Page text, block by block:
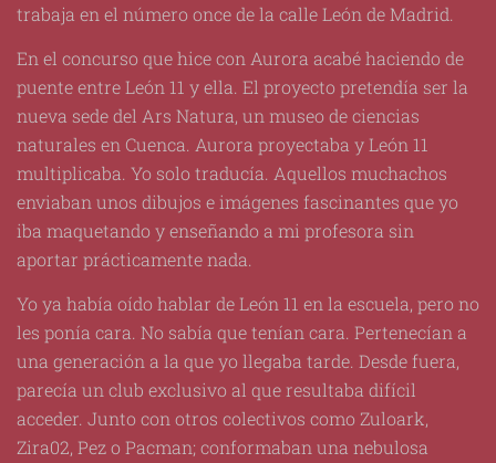
trabaja en el número once de la calle León de Madrid.
En el concurso que hice con Aurora acabé haciendo de
puente entre León 11 y ella. El proyecto pretendía ser la
nueva sede del Ars Natura, un museo de ciencias
naturales en Cuenca. Aurora proyectaba y León 11
multiplicaba. Yo solo traducía. Aquellos muchachos
enviaban unos dibujos e imágenes fascinantes que yo
iba maquetando y enseñando a mi profesora sin
aportar prácticamente nada.
Yo ya había oído hablar de León 11 en la escuela, pero no
les ponía cara. No sabía que tenían cara. Pertenecían a
una generación a la que yo llegaba tarde. Desde fuera,
parecía un club exclusivo al que resultaba difícil
acceder. Junto con otros colectivos como Zuloark,
Zira02, Pez o Pacman; conformaban una nebulosa